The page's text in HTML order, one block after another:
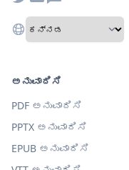
ಅನುವಾದಿಸಿ
PDF ಅನುವಾದಿಸಿ
PPTX ಅನುವಾದಿಸಿ
EPUB ಅನುವಾದಿಸಿ